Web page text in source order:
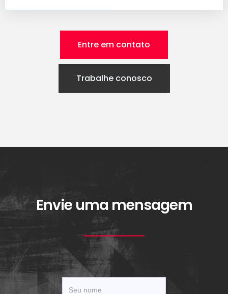
Entre em contato
Trabalhe conosco
Envie uma mensagem